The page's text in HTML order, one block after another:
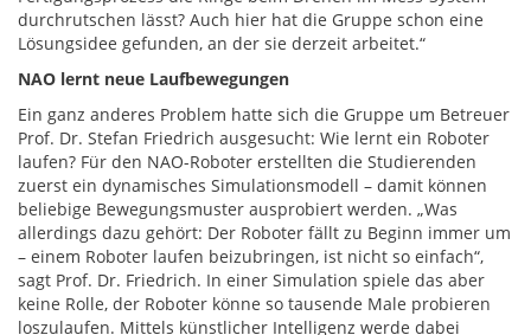
durchrutschen lässt? Auch hier hat die Gruppe schon eine
Lösungsidee gefunden, an der sie derzeit arbeitet.“
NAO lernt neue Laufbewegungen
Ein ganz anderes Problem hatte sich die Gruppe um Betreuer
Prof. Dr. Stefan Friedrich ausgesucht: Wie lernt ein Roboter
laufen? Für den NAO-Roboter erstellten die Studierenden
zuerst ein dynamisches Simulationsmodell – damit können
beliebige Bewegungsmuster ausprobiert werden. „Was
allerdings dazu gehört: Der Roboter fällt zu Beginn immer um
– einem Roboter laufen beizubringen, ist nicht so einfach“,
sagt Prof. Dr. Friedrich. In einer Simulation spiele das aber
keine Rolle, der Roboter könne so tausende Male probieren
loszulaufen. Mittels künstlicher Intelligenz werde dabei